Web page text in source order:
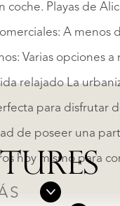
coche. Playas de
A menos
Varias opciones
relajado La
para disfrutar
de poseer una
hoy mismo para